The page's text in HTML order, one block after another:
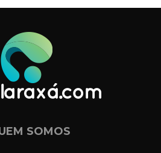
SOMOS